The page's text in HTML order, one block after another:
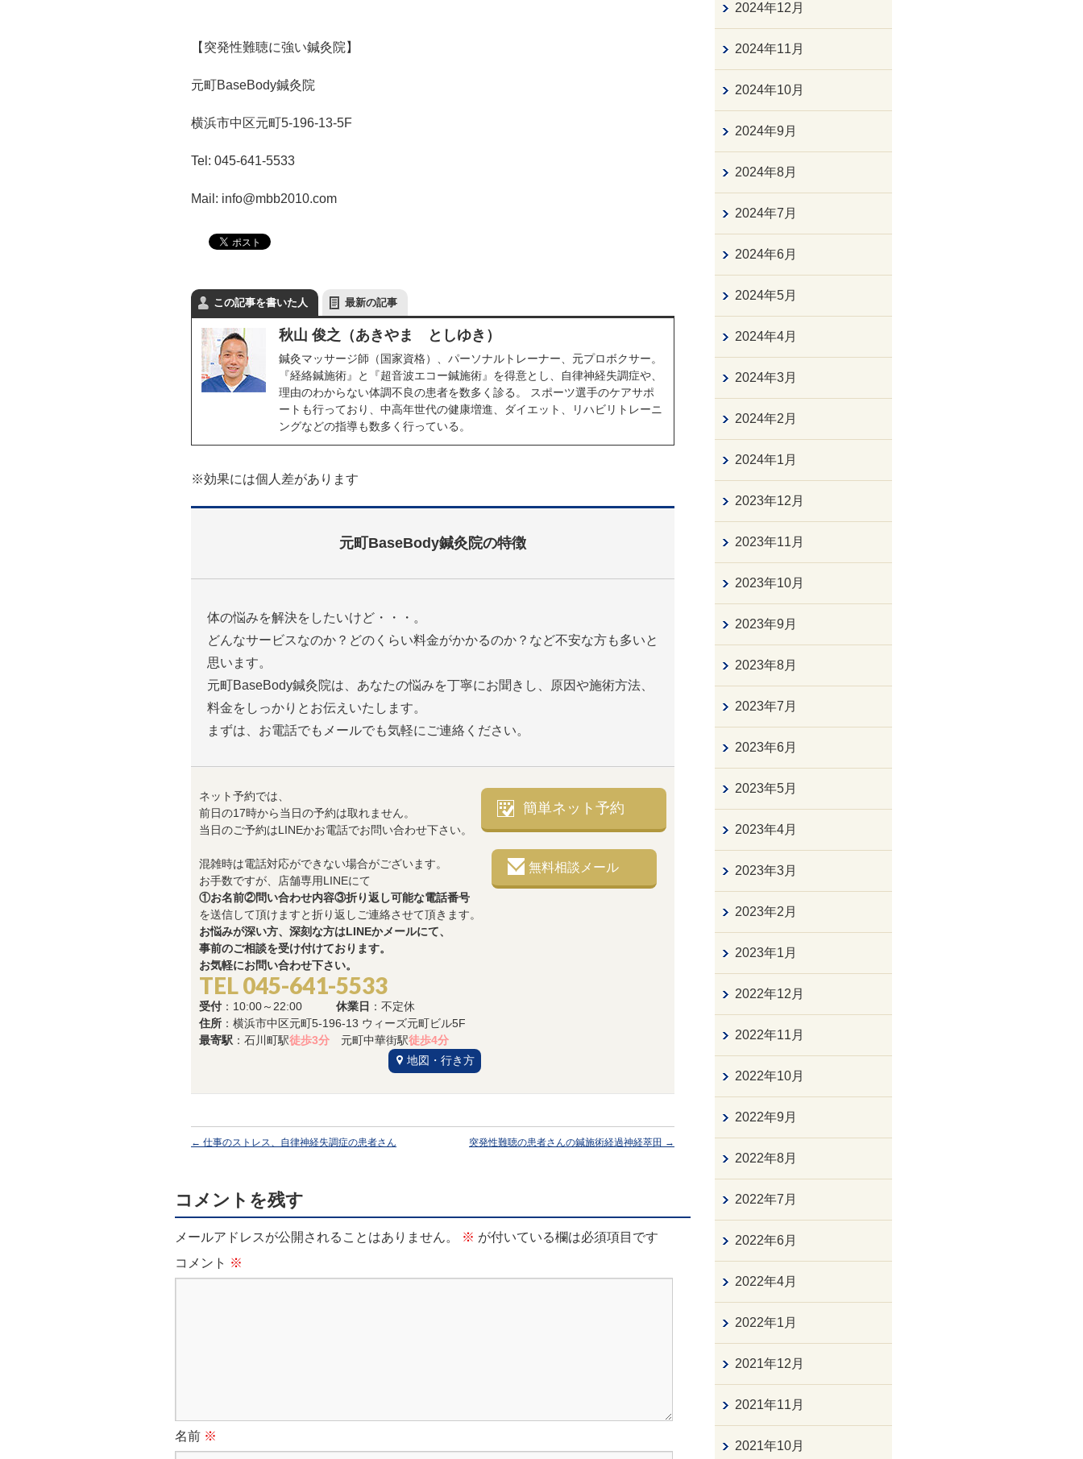
【突発性難聴に強い鍼灸院】
元町BaseBody鍼灸院
横浜市中区元町5-196-13-5F
Tel: 045-641-5533
Mail: info@mbb2010.com
この記事を書いた人 最新の記事
秋山 俊之（あきやま としゆき）
鍼灸マッサージ師（国家資格）、パーソナルトレーナー、元プロボクサー。
『経絡鍼施術』と『超音波エコー鍼施術』を得意とし、自律神経失調症や、
理由のわからない体調不良の患者を数多く診る。 スポーツ選手のケアサポ
ートも行っており、中高年世代の健康増進、ダイエット、リハビリトレーニ
ングなどの指導も数多く行っている。
※効果には個人差があります
元町BaseBody鍼灸院の特徴
体の悩みを解決をしたいけど・・・。
どんなサービスなのか？どのくらい料金がかかるのか？など不安な方も多いと
思います。
元町BaseBody鍼灸院は、あなたの悩みを丁寧にお聞きし、原因や施術方法、
料金をしっかりとお伝えいたします。
まずは、お電話でもメールでも気軽にご連絡ください。
ネット予約では、
前日の17時から当日の予約は取れません。
当日のご予約はLINEかお電話でお問い合わせ下さい。
混雑時は電話対応ができない場合がございます。
お手数ですが、店舗専用LINEにて
①お名前②問い合わせ内容③折り返し可能な電話番号
を送信して頂けますと折り返しご連絡させて頂きます。
お悩みが深い方、深刻な方はLINEかメールにて、
事前のご相談を受け付けております。
お気軽にお問い合わせ下さい。
TEL 045-641-5533
受付 ：10:00～22:00 休業日 ：不定休
住所 ：横浜市中区元町5-196-13 ウィーズ元町ビル5F
最寄駅 ：石川町駅徒歩3分 元町中華街駅徒歩4分
地図・行き方
簡単ネット予約
無料相談メール
← 仕事のストレス、自律神経失調症の患者さん 突発性難聴の患者さんの鍼施術経過神経萃田 →
コメントを残す
メールアドレスが公開されることはありません。 ※ が付いている欄は必須項目です
コメント ※
名前 ※
2024年12月
2024年11月
2024年10月
2024年9月
2024年8月
2024年7月
2024年6月
2024年5月
2024年4月
2024年3月
2024年2月
2024年1月
2023年12月
2023年11月
2023年10月
2023年9月
2023年8月
2023年7月
2023年6月
2023年5月
2023年4月
2023年3月
2023年2月
2023年1月
2022年12月
2022年11月
2022年10月
2022年9月
2022年8月
2022年7月
2022年6月
2022年4月
2022年1月
2021年12月
2021年11月
2021年10月